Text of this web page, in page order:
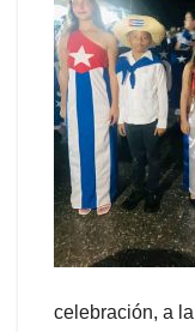
celebración, a